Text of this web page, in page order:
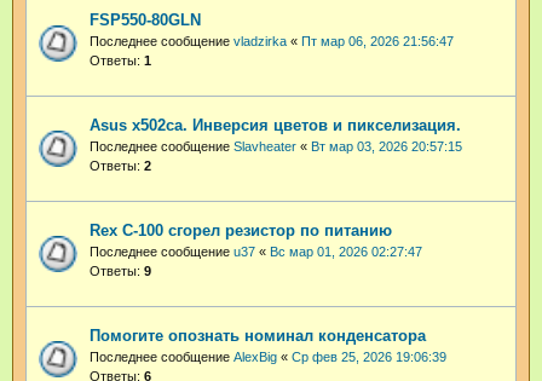
FSP550-80GLN
Последнее сообщение vladzirka « Пт мар 06, 2026 21:56:47
Ответы: 1
Asus x502ca. Инверсия цветов и пикселизация.
Последнее сообщение Slavheater « Вт мар 03, 2026 20:57:15
Ответы: 2
Rex C-100 сгорел резистор по питанию
Последнее сообщение u37 « Вс мар 01, 2026 02:27:47
Ответы: 9
Помогите опознать номинал конденсатора
Последнее сообщение AlexBig « Ср фев 25, 2026 19:06:39
Ответы: 6